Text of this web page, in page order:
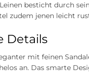
besticht durch
zudem jenen leicht
Details
mit feinen
an. Das smarte